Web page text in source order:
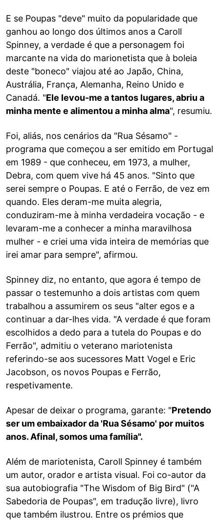
E se Poupas "deve" muito da popularidade que
ganhou ao longo dos últimos anos a Caroll
Spinney, a verdade é que a personagem foi
marcante na vida do marionetista que à boleia
deste "boneco" viajou até ao Japão, China,
Austrália, França, Alemanha, Reino Unido e
Canadá. "Ele levou-me a tantos lugares, abriu a
minha mente e alimentou a minha alma", resumiu.
Foi, aliás, nos cenários da "Rua Sésamo" -
programa que começou a ser emitido em Portugal
em 1989 - que conheceu, em 1973, a mulher,
Debra, com quem vive há 45 anos. "Sinto que
serei sempre o Poupas. E até o Ferrão, de vez em
quando. Eles deram-me muita alegria,
conduziram-me à minha verdadeira vocação - e
levaram-me a conhecer a minha maravilhosa
mulher - e criei uma vida inteira de memórias que
irei amar para sempre", afirmou.
Spinney diz, no entanto, que agora é tempo de
passar o testemunho a dois artistas com quem
trabalhou a assumirem os seus "alter egos e a
continuar a dar-lhes vida. "A verdade é que foram
escolhidos a dedo para a tutela do Poupas e do
Ferrão", admitiu o veterano mariotenista
referindo-se aos sucessores Matt Vogel e Eric
Jacobson, os novos Poupas e Ferrão,
respetivamente.
Apesar de deixar o programa, garante: "Pretendo
ser um embaixador da 'Rua Sésamo' por muitos
anos. Afinal, somos uma família".
Além de mariotenista, Caroll Spinney é também
um autor, orador e artista visual. Foi co-autor da
sua autobiografia "The Wisdom of Big Bird" ("A
Sabedoria de Poupas", em tradução livre), livro
que também ilustrou. Entre os prémios que